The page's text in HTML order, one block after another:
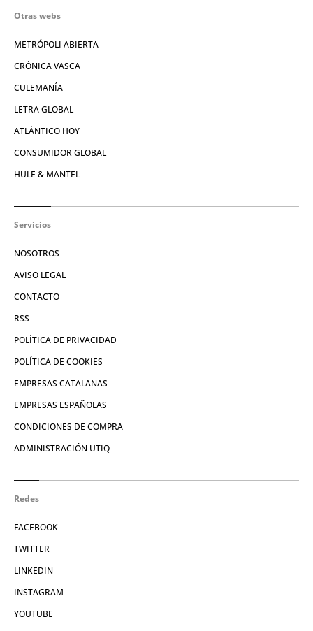
Otras webs
METRÓPOLI ABIERTA
CRÓNICA VASCA
CULEMANÍA
LETRA GLOBAL
ATLÁNTICO HOY
CONSUMIDOR GLOBAL
HULE & MANTEL
Servicios
NOSOTROS
AVISO LEGAL
CONTACTO
RSS
POLÍTICA DE PRIVACIDAD
POLÍTICA DE COOKIES
EMPRESAS CATALANAS
EMPRESAS ESPAÑOLAS
CONDICIONES DE COMPRA
ADMINISTRACIÓN UTIQ
Redes
FACEBOOK
TWITTER
LINKEDIN
INSTAGRAM
YOUTUBE